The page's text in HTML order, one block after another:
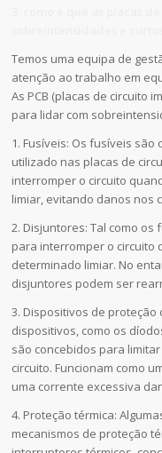
Temos uma equipa de
atenção ao trabalho em
As PCB (placas de circuito
para lidar com
1. Fusíveis: Os fusíveis
utilizado nas placas de
interromper o circuito
limiar, evitando danos nos
2. Disjuntores: Tal como
para interromper o circuito
determinado limiar. No
disjuntores podem ser
3. Dispositivos de
dispositivos, como os
são concebidos para
circuito. Funcionam como
uma corrente excessiva
4. Proteção térmica:
mecanismos de proteção